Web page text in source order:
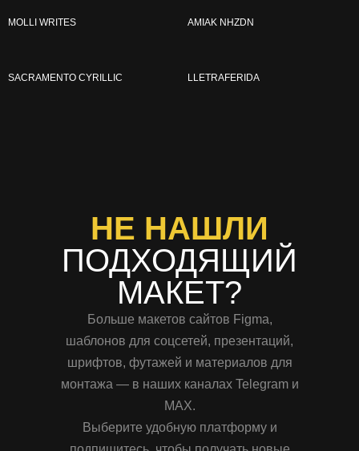
MOLLI WRITES AMIAK NHZDN
SACRAMENTO CYRILLIC LLETRAFERIDA
НЕ НАШЛИ
ПОДХОДЯЩИЙ
МАКЕТ?
Больше макетов сайтов Figma,
шаблонов для соцсетей, презентаций,
шрифтов, футажей и материалов для
монтажа — в наших каналах Telegram и
MAX.
Выберите удобную платформу и